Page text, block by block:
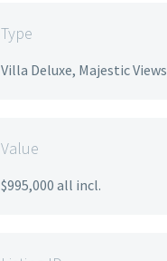
Type
Villa Deluxe, Majestic Views
Value
$995,000 all incl.